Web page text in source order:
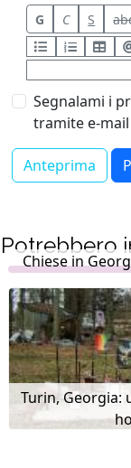
G C S
Segnalami i
tramite e-mail
Potrebbero
Chiese in
Turin, Georgia: